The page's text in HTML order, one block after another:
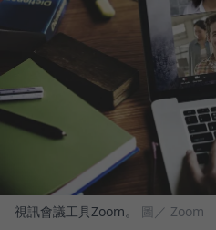
視訊會議工具Zoom。 圖／ Zoom